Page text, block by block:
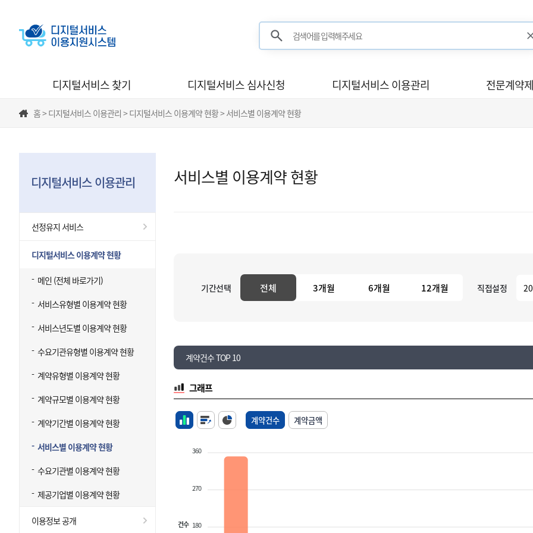
검색어를 입력해주세요
디지털서비스 찾기 디지털서비스 심사신청 디지털서비스 이용관리 전문계약
홈 > 디지털서비스 이용관리 > 디지털서비스 이용계약 현황 > 서비스별 이용계약 현황
디지털서비스 이용관리
선정유지 서비스
디지털서비스 이용계약 현황
메인 (전체 바로가기)
서비스유형별 이용계약 현황
서비스년도별 이용계약 현황
수요기관유형별 이용계약 현황
계약유형별 이용계약 현황
계약규모별 이용계약 현황
계약기간별 이용계약 현황
서비스별 이용계약 현황
수요기관별 이용계약 현황
제공기업별 이용계약 현황
이용정보 공개
서비스별 이용계약 현황
기간선택 전체 3개월 6개월 12개월 직접설정
계약건수 TOP 10
그래프
계약건수 계약금액
360
270
180
건수